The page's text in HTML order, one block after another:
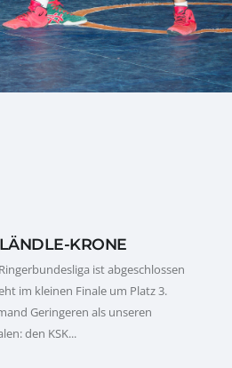
KRONE
ist abgeschlossen
im kleinen Finale um Platz 3.
Geringeren als unseren
den KSK...